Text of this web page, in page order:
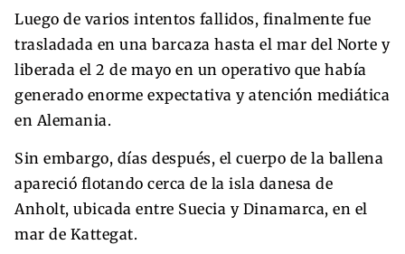
Luego de varios intentos fallidos, finalmente fue
trasladada en una barcaza hasta el mar del Norte y
liberada el 2 de mayo en un operativo que había
generado enorme expectativa y atención mediática
en Alemania.
Sin embargo, días después, el cuerpo de la ballena
apareció flotando cerca de la isla danesa de
Anholt, ubicada entre Suecia y Dinamarca, en el
mar de Kattegat.